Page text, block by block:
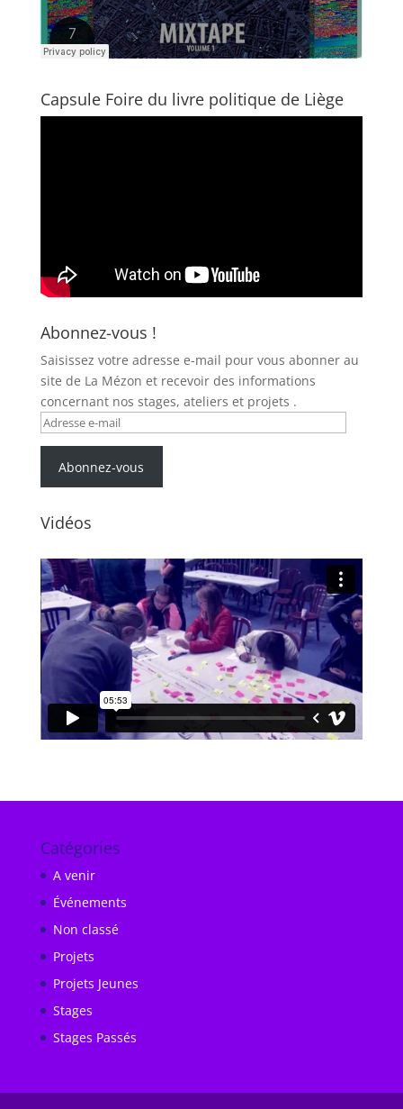
Capsule Foire du livre politique de Liège
Abonnez-vous !
Saisissez votre adresse e-mail pour vous abonner au
site de La Mézon et recevoir des informations
concernant nos stages, ateliers et projets .
Adresse
e-
mailAbonnez-vous
Vidéos
Catégories
A venir
Événements
Non classé
Projets
Projets Jeunes
Stages
Stages Passés